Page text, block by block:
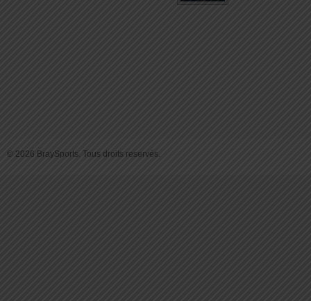
© 2026 BraySports. Tous droits reservés.